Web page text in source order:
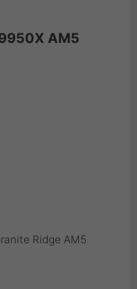
AM5
Ridge AM5